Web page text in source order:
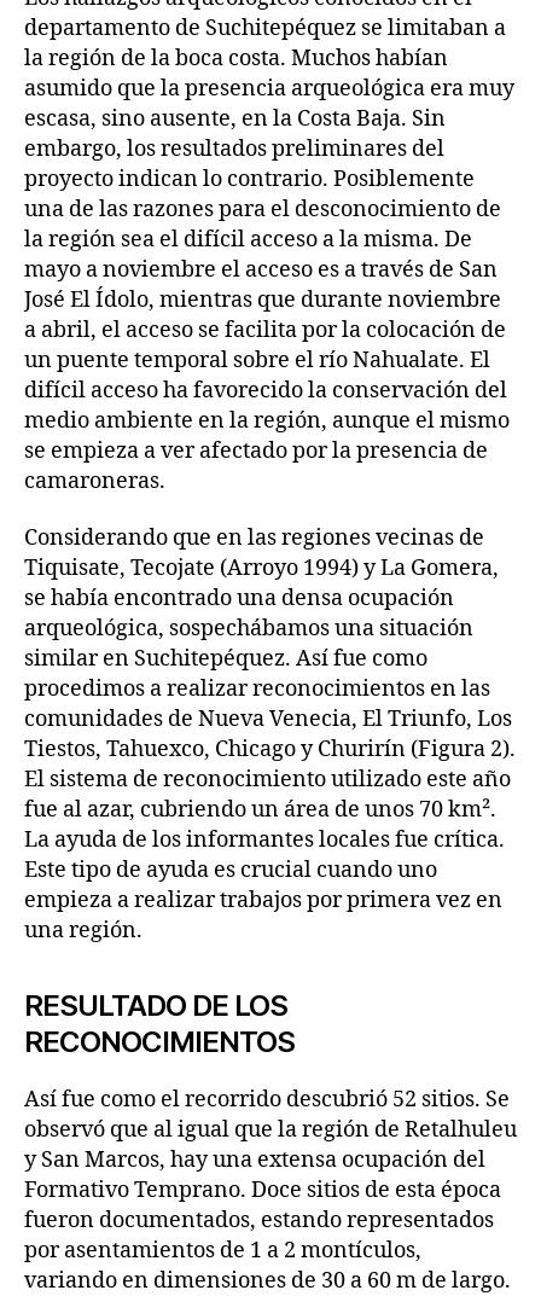
departamento de Suchitepéquez se limitaban a
la región de la boca costa. Muchos habían
asumido que la presencia arqueológica era muy
escasa, sino ausente, en la Costa Baja. Sin
embargo, los resultados preliminares del
proyecto indican lo contrario. Posiblemente
una de las razones para el desconocimiento de
la región sea el difícil acceso a la misma. De
mayo a noviembre el acceso es a través de San
José El Ídolo, mientras que durante noviembre
a abril, el acceso se facilita por la colocación de
un puente temporal sobre el río Nahualate. El
difícil acceso ha favorecido la conservación del
medio ambiente en la región, aunque el mismo
se empieza a ver afectado por la presencia de
camaroneras.
Considerando que en las regiones vecinas de
Tiquisate, Tecojate (Arroyo 1994) y La Gomera,
se había encontrado una densa ocupación
arqueológica, sospechábamos una situación
similar en Suchitepéquez. Así fue como
procedimos a realizar reconocimientos en las
comunidades de Nueva Venecia, El Triunfo, Los
Tiestos, Tahuexco, Chicago y Churirín (Figura 2).
El sistema de reconocimiento utilizado este año
fue al azar, cubriendo un área de unos 70 km².
La ayuda de los informantes locales fue crítica.
Este tipo de ayuda es crucial cuando uno
empieza a realizar trabajos por primera vez en
una región.
RESULTADO DE LOS
RECONOCIMIENTOS
Así fue como el recorrido descubrió 52 sitios. Se
observó que al igual que la región de Retalhuleu
y San Marcos, hay una extensa ocupación del
Formativo Temprano. Doce sitios de esta época
fueron documentados, estando representados
por asentamientos de 1 a 2 montículos,
variando en dimensiones de 30 a 60 m de largo.